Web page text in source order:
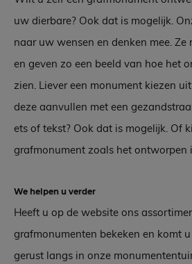
uw dierbare? Ook dat is mogelijk.
naar uw wensen en denken mee. Ze
en geven zo een beeld van hoe het
zien. Liever een monument kiezen
deze aanvullen met een
ets of tekst? Ook dat is mogelijk. Of
grafmonument zoals het ontworpen
We helpen u verder
Heeft u op de website ons
grafmonumenten bekeken en komt
gerust langs in onze